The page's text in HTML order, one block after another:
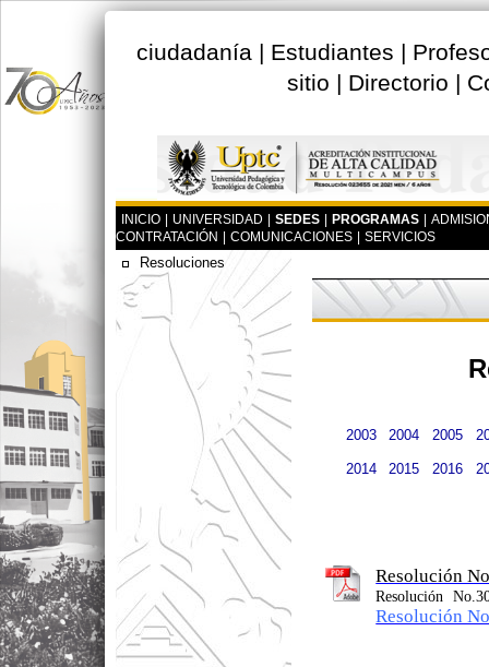
ciudadanía | Estudiantes |
sitio | Directorio |
INICIO UNIVERSIDAD SEDES PROGRAMAS
CONTRATACIÓN
COMUNICACIONES SERVICIOS
Resoluciones
2003 2004 2005
2014 2015 2016
Resolución
Resolución
Resolución